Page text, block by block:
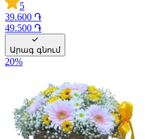
5
39.600 ֏
49.500 ֏
Արագ գնում
20%